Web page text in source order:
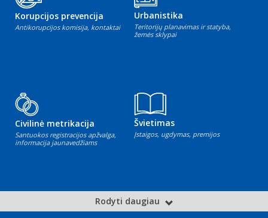
Korupcijos prevencija
Antikorupcijos komisija, kontaktai
Urbanistika
Teritorijų planavimas ir statyba,
žemės sklypai
Civilinė metrikacija
Santuokos registracijos apžvalga,
informacija jaunavedžiams
Švietimas
Įstaigos, ugdymas, premijos
Rodyti daugiau